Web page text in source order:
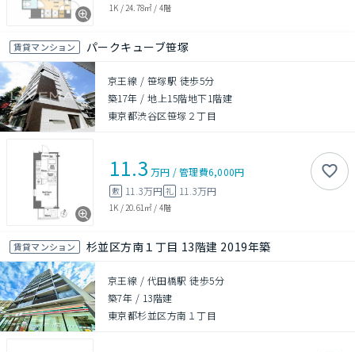
1K / 24.78㎡ / 4階
賃貸マンション パークキューブ笹塚
京王線 / 笹塚駅 徒歩5分
築17年 /地上15階地下1階建
東京都渋谷区笹塚２丁目
11.3 万円 /管理費6,000円
敷 11.3万円 礼 11.3万円
1K / 20.61㎡ / 4階
賃貸マンション 杉並区方南１丁目 13階建 2019年築
京王線 / 代田橋駅 徒歩5分
築7年 / 13階建
東京都杉並区方南１丁目